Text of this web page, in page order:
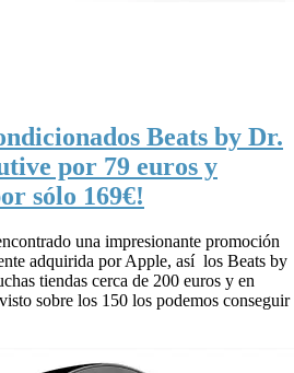
Beats by Dr.
por 79 euros y
sólo 169€!
una impresionante promoción
adquirida por Apple, así los Beats by
tiendas cerca de 200 euros y en
sobre los 150 los podemos conseguir